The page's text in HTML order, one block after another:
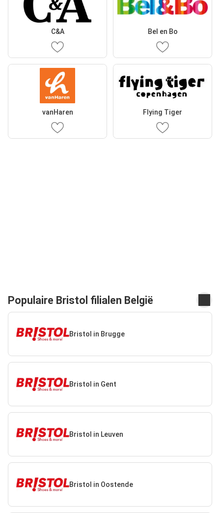
C&A Bel en Bo
vanHaren Flying Tiger
Populaire Bristol filialen België
Bristol in Brugge
Bristol in Gent
Bristol in Leuven
Bristol in Oostende